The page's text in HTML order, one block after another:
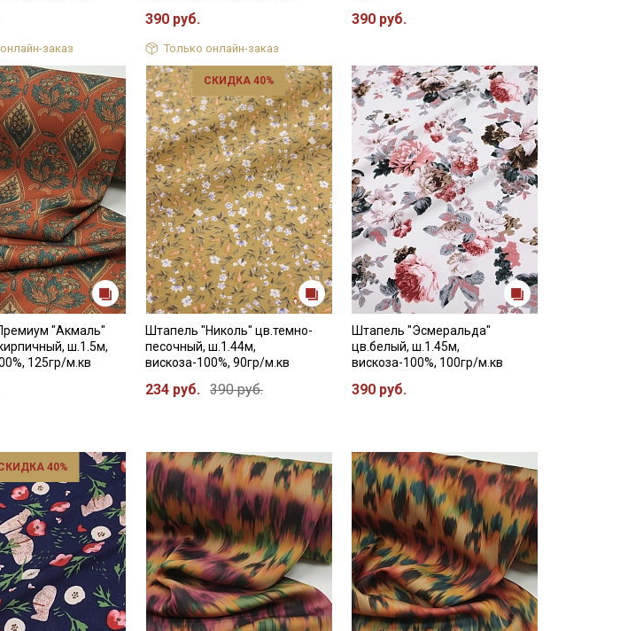
заказ
390 руб.
Только онлайн-заказ
390 руб.
"Акмаль"
ш.1.5м,
125гр/м.кв
СКИДКА 40%
Штапель "Николь" цв.темно-
песочный, ш.1.44м,
вискоза-100%, 90гр/м.кв
234 руб. 390 руб.
Штапель "Эсмеральда"
цв.белый, ш.1.45м,
вискоза-100%, 100гр/м.кв
390 руб.
40%
обработки персональных
на обработку персональных
рекламных и